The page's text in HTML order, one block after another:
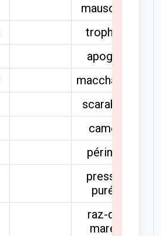
mausolée
trophée
apogée
macchabée
scarabée
camée
périnée
presse-
purée
raz-de-
marée